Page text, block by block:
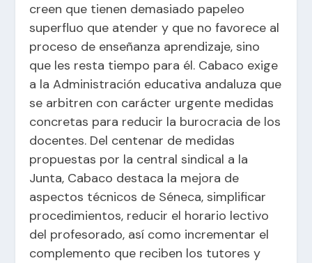
creen que tienen demasiado papeleo
superfluo que atender y que no favorece al
proceso de enseñanza aprendizaje, sino
que les resta tiempo para él. Cabaco exige
a la Administración educativa andaluza que
se arbitren con carácter urgente medidas
concretas para reducir la burocracia de los
docentes. Del centenar de medidas
propuestas por la central sindical a la
Junta, Cabaco destaca la mejora de
aspectos técnicos de Séneca, simplificar
procedimientos, reducir el horario lectivo
del profesorado, así como incrementar el
complemento que reciben los tutores y